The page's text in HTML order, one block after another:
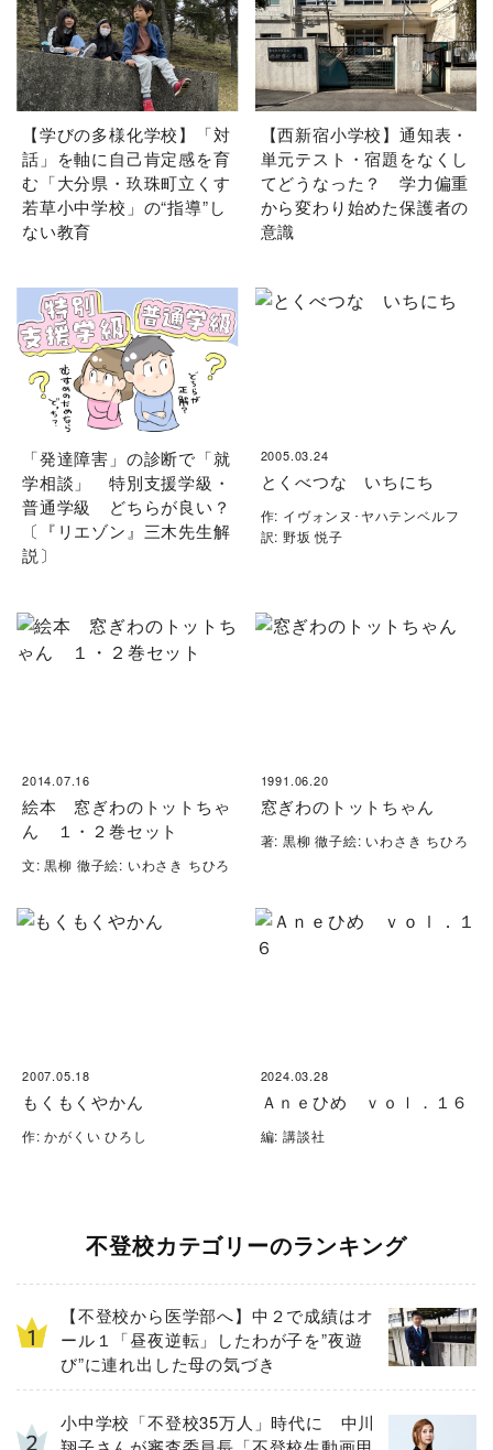
【学びの多様化学校】「対
話」を軸に自己肯定感を育
む「大分県・玖珠町立くす
若草小中学校」の“指導”し
ない教育
【西新宿小学校】通知表・
単元テスト・宿題をなくし
てどうなった？ 学力偏重
から変わり始めた保護者の
意識
「発達障害」の診断で「就
学相談」 特別支援学級・
普通学級 どちらが良い？
〔『リエゾン』三木先生解
説〕
2005.03.24
とくべつな いちにち
作: イヴォンヌ･ヤハテンベルフ
訳: 野坂 悦子
2014.07.16
絵本 窓ぎわのトットちゃ
ん １・２巻セット
文: 黒柳 徹子絵: いわさき ちひろ
1991.06.20
窓ぎわのトットちゃん
著: 黒柳 徹子絵: いわさき ちひろ
2007.05.18
もくもくやかん
作: かがくい ひろし
2024.03.28
Ａｎｅひめ ｖｏｌ．１６
編: 講談社
不登校カテゴリーのランキング
【不登校から医学部へ】中２で成績はオ
ール１「昼夜逆転」したわが子を”夜遊
び”に連れ出した母の気づき
小中学校「不登校35万人」時代に 中川